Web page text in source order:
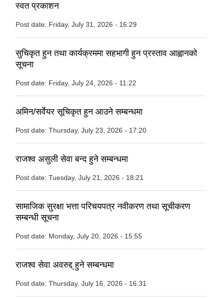
स्वत प्रकाशन
Post date: Friday, July 31, 2026 - 16:29
सुचिकृत हुन तथा कार्यक्रममा सहभागी हुन प्रस्ताव आह्वानको
सूचना
Post date: Friday, July 24, 2026 - 11:22
अमिन/सर्वेयर सूचिकृत हुन आउने सम्बन्धमा
Post date: Thursday, July 23, 2026 - 17:20
राजश्व असुली सेवा बन्द हुने सम्बन्धमा
Post date: Tuesday, July 21, 2026 - 18:21
सामाजिक सुरक्षा भत्ता परिचयपत्र नवीकरण तथा सूचीकरण
सम्बन्धी सूचना
Post date: Monday, July 20, 2026 - 15:55
राजश्व सेवा अवरुद्द् हुने सम्बन्धमा
Post date: Thursday, July 16, 2026 - 16:31